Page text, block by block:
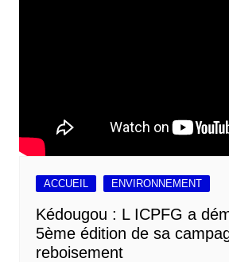
ACCUEIL ENVIRONNEMENT
Kédougou : L ICPFG a
5ème édition de sa
reboisement